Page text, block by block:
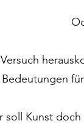
soll Kunst